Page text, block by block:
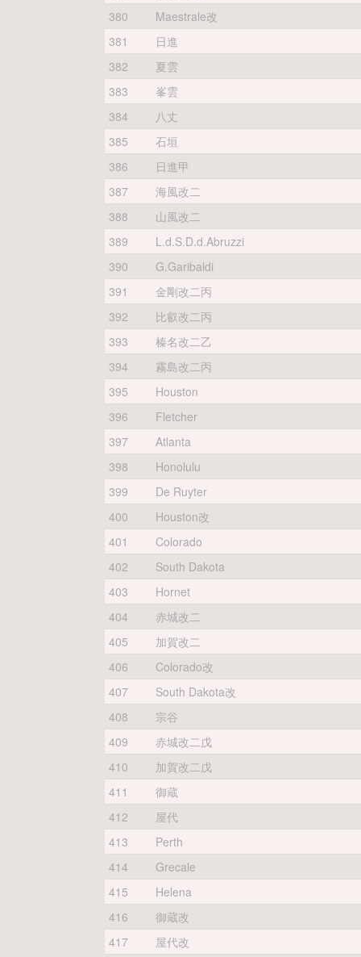
380
Maestrale改
381
日進
382
夏雲
383
峯雲
384
八丈
385
石垣
386
日進甲
387
海風改二
388
山風改二
389
L.d.S.D.d.Abruzzi
390
G.Garibaldi
391
金剛改二丙
392
比叡改二丙
393
榛名改二乙
394
霧島改二丙
395
Houston
396
Fletcher
397
Atlanta
398
Honolulu
399
De Ruyter
400
Houston改
401
Colorado
402
South Dakota
403
Hornet
404
赤城改二
405
加賀改二
406
Colorado改
407
South Dakota改
408
宗谷
409
赤城改二戊
410
加賀改二戊
411
御蔵
412
屋代
413
Perth
414
Grecale
415
Helena
416
御蔵改
417
屋代改